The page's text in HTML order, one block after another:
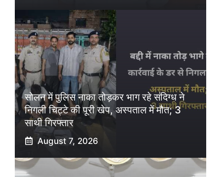
सोलन में पुलिस नाका तोड़कर भाग रहे संदिग्ध ने
निगली चिट्टे की पूरी खेप, अस्पताल में मौत; 3
साथी गिरफ्तार
August 7, 2026